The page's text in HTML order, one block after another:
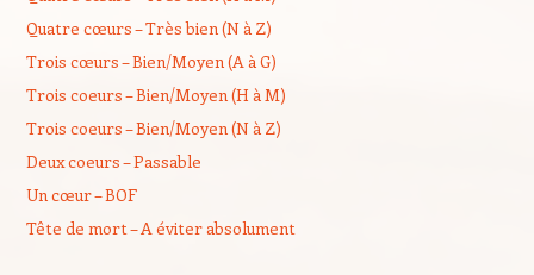
Quatre cœurs – Très bien (N à Z)
Trois cœurs – Bien/Moyen (A à G)
Trois coeurs – Bien/Moyen (H à M)
Trois coeurs – Bien/Moyen (N à Z)
Deux coeurs – Passable
Un cœur – BOF
Tête de mort – A éviter absolument